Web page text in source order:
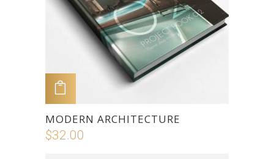
ADD TO CART
MODERN ARCHITECTURE
$32.00